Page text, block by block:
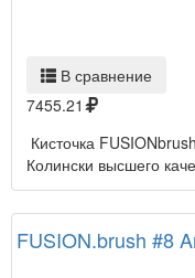
В сравнение
7455.21
Кисточка
Колински высшего
FUSION.brush #8